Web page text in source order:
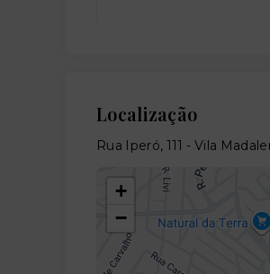
Localização
Rua Iperó, 111 - Vila
+
−